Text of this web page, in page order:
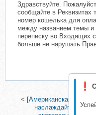
Здравствуйте.
сообщайте в Реквизитах
номер кошелька для
между названием темы и
переписку во Входящих
больше не нарушать
< [Американская
наслаждайтесь